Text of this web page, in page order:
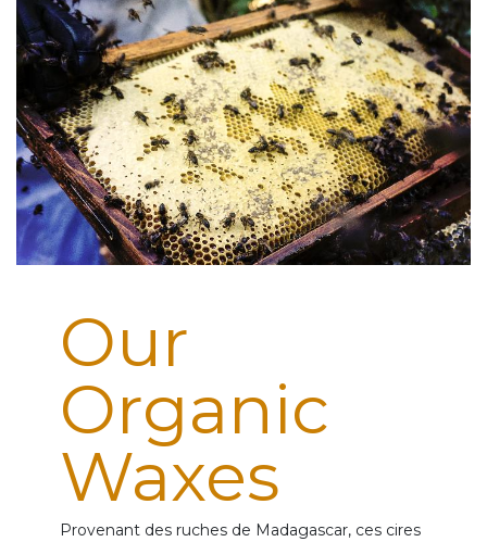
Our
Organic
Waxes
Provenant des ruches de Madagascar, ces cires